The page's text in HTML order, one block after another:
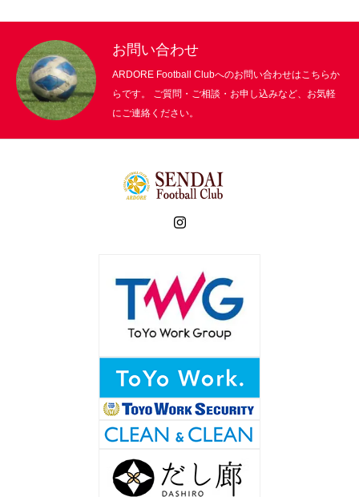
お問い合わせ
ARDORE Football Clubへのお問い合わせはこちらか
らです。 ご質問・ご相談・お申し込みなど、お気軽
にご連絡ください。